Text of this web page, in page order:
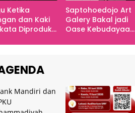
Ketika
dan Kaki
Diproduksi
Saptohoedojo Art
Galery Bakal jadi
Oase Kebudayaan